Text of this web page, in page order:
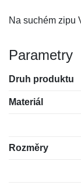
Na suchém zipu
Parametry
Druh produktu
Materiál
Rozměry